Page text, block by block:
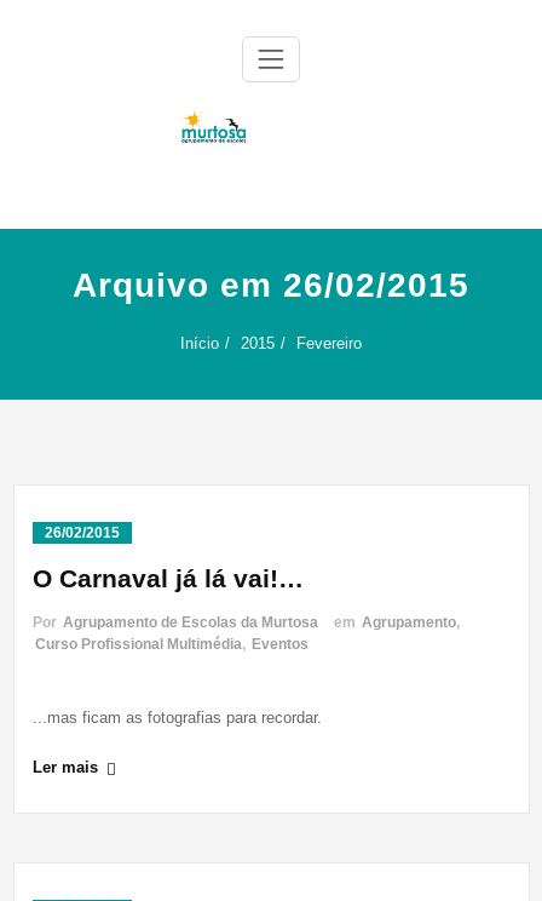
Arquivo em 26/02/2015
Início 2015 Fevereiro
26/02/2015
O Carnaval já lá vai!…
Por Agrupamento de Escolas da Murtosa em Agrupamento,
Curso Profissional Multimédia, Eventos
...mas ficam as fotografias para recordar.
Ler mais